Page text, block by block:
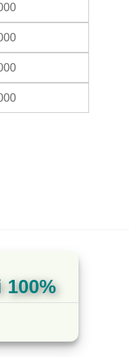
nghĩa là máy
nhiệt độ bên